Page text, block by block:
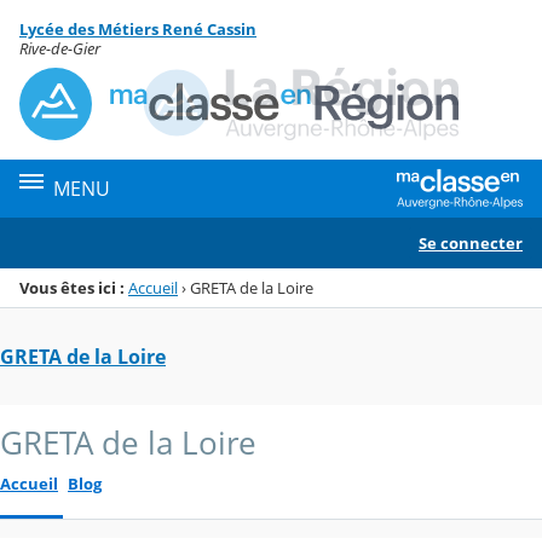
Menu de la rubrique
Contenu
Lycée des Métiers René Cassin
Rive-de-Gier
MENU
Se connecter
Vous êtes ici : Accueil›GRETA de la Loire
GRETA de la Loire
GRETA de la Loire
Accueil Blog